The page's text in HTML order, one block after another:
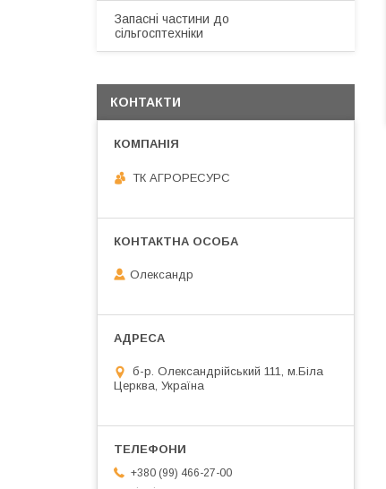
Запасні частини до
сільгосптехніки
КОНТАКТИ
ТК АГРОРЕСУРС
Олександр
б-р. Олександрійський 111, м.Біла
Церква, Україна
+380 (99) 466-27-00